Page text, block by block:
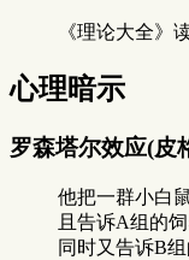
《理论大全》
心理暗示
罗森塔尔效应(皮
他把一群小白
且告诉A组的
同时又告诉B